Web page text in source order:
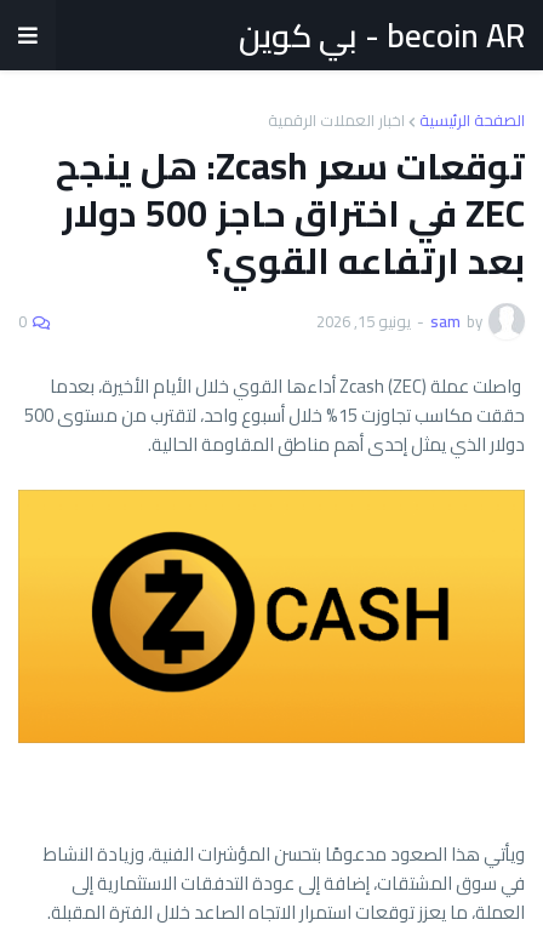
becoin AR - بي كوين
الصفحة الرئيسية اخبار العملات الرقمية
توقعات سعر Zcash: هل ينجح
ZEC في اختراق حاجز 500 دولار
بعد ارتفاعه القوي؟
by
sam
- يونيو 15, 2026 0
واصلت عملة Zcash (ZEC) أداءها القوي خلال الأيام الأخيرة، بعدما
حققت مكاسب تجاوزت 15% خلال أسبوع واحد، لتقترب من مستوى 500
دولار الذي يمثل إحدى أهم مناطق المقاومة الحالية.
ويأتي هذا الصعود مدعومًا بتحسن المؤشرات الفنية، وزيادة النشاط
في سوق المشتقات، إضافة إلى عودة التدفقات الاستثمارية إلى
العملة، ما يعزز توقعات استمرار الاتجاه الصاعد خلال الفترة المقبلة.